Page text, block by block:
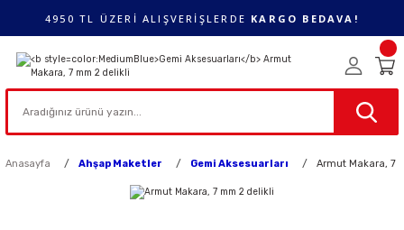
4950 TL ÜZERİ ALIŞVERİŞLERDE KARGO BEDAVA!
Anasayfa Ahşap Maketler Gemi Aksesuarları Armut Makara, 7